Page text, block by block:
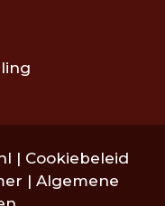
| Cookiebeleid
| Algemene